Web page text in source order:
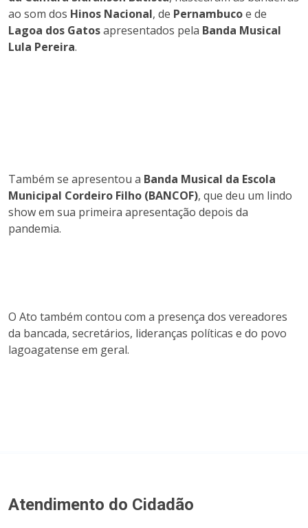
ao som dos Hinos Nacional, de Pernambucoe de
Lagoa dos Gatosapresentados pela Banda Musical
Lula Pereira.
Também se apresentou a Banda Musical da Escola
Municipal Cordeiro Filho (BANCOF), que deu um lindo
show em sua primeira apresentação depois da
pandemia.
O Ato também contou com a presença dos vereadores
da bancada, secretários, lideranças políticas e do povo
lagoagatense em geral.
Atendimento do Cidadão